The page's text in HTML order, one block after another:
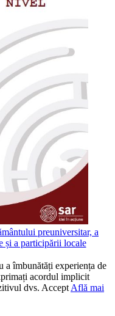
preuniversitar, a
și a participării locale
a îmbunătăți experiența de
acordul implicit
dvs. Accept Află mai